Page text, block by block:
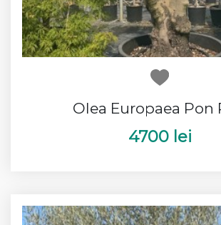
Olea Europaea Pon
4700 lei